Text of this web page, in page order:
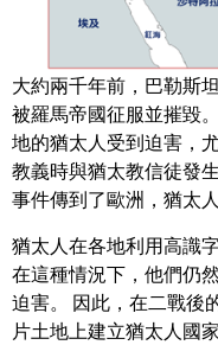
大約兩千年前，巴勒斯
被羅馬帝國征服並摧毀
地的猶太人受到迫害，
教義時與猶太教信徒發
事件傳到了歐洲，猶太
猶太人在各地利用高識
在這種情況下，他們仍
迫害。 因此，在二戰後
片土地上建立猶太人國